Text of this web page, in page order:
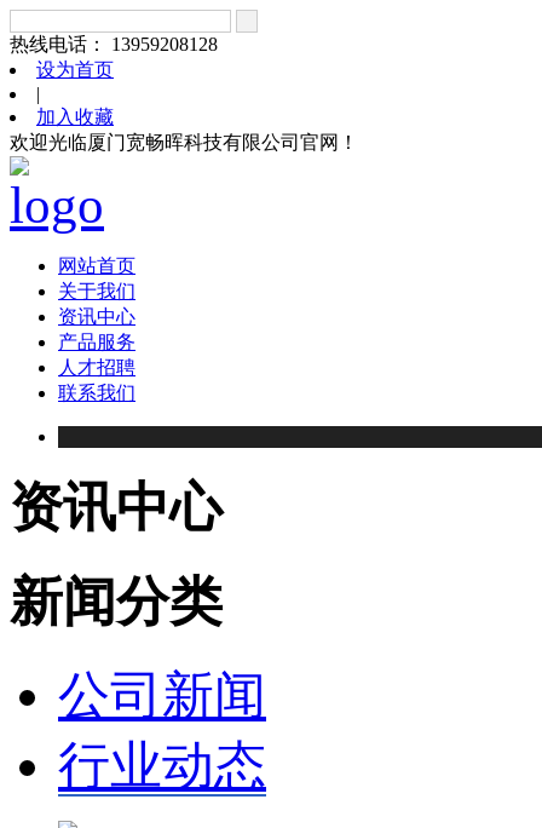
热线电话： 13959208128
设为首页
|
加入收藏
欢迎光临厦门宽畅晖科技有限公司官网！
网站首页
关于我们
资讯中心
产品服务
人才招聘
联系我们
资讯中心
新闻分类
公司新闻
行业动态